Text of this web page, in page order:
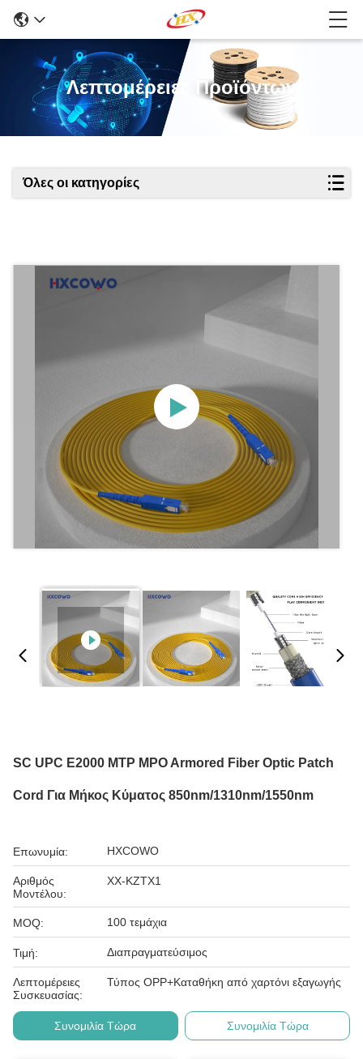
Λεπτομέρειες Προϊόντων
Όλες οι κατηγορίες
SC UPC E2000 MTP MPO Armored Fiber Optic Patch
Cord Για Μήκος Κύματος 850nm/1310nm/1550nm
Επωνυμία: HXCOWO
Αριθμός
Μοντέλου:
ΧΧ-KZTX1
MOQ: 100 τεμάχια
Τιμή: Διαπραγματεύσιμος
Λεπτομέρειες
Συσκευασίας:
Τύπος OPP+Καταθήκη από χαρτόνι εξαγωγής
Συνομιλία Τώρα Συνομιλία Τώρα